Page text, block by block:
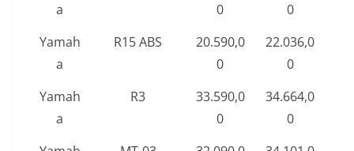
a
0
0
Yamah
a
R15 ABS
20.590,0
0
22.036,0
0
Yamah
a
R3
33.590,0
0
34.664,0
0